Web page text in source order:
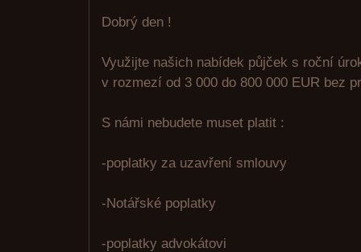
Dobrý den !
Využijte našich nabídek půjček s roční
v rozmezí od 3 000 do 800 000 EUR bez
S námi nebudete muset platit :
-poplatky za uzavření smlouvy
-Notářské poplatky
-poplatky advokátovi